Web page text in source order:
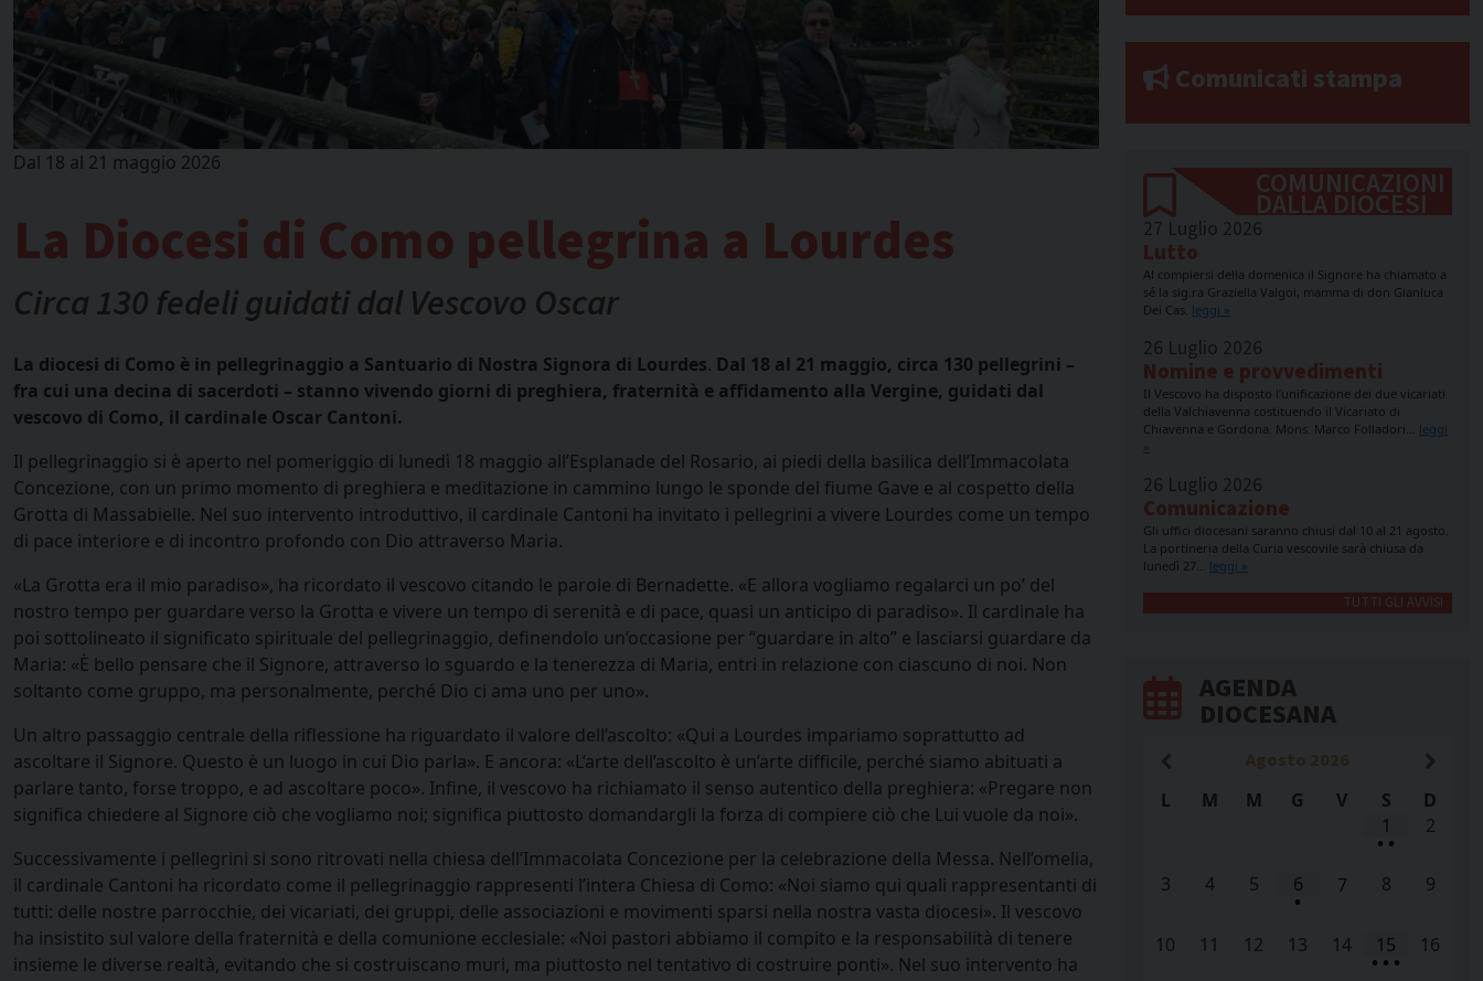
Dal 18 al 21 maggio 2026
La Diocesi di Como pellegrina a Lourdes
Circa 130 fedeli guidati dal Vescovo Oscar
La diocesi di Como è in pellegrinaggio a Santuario di Nostra Signora di Lourdes. Dal 18 al 21 maggio, circa 130 pellegrini –
fra cui una decina di sacerdoti – stanno vivendo giorni di preghiera, fraternità e affidamento alla Vergine, guidati dal
vescovo di Como, il cardinale Oscar Cantoni.
Il pellegrinaggio si è aperto nel pomeriggio di lunedì 18 maggio all’Esplanade del Rosario, ai piedi della basilica dell’Immacolata
Concezione, con un primo momento di preghiera e meditazione in cammino lungo le sponde del fiume Gave e al cospetto della
Grotta di Massabielle. Nel suo intervento introduttivo, il cardinale Cantoni ha invitato i pellegrini a vivere Lourdes come un tempo
di pace interiore e di incontro profondo con Dio attraverso Maria.
«La Grotta era il mio paradiso», ha ricordato il vescovo citando le parole di Bernadette. «E allora vogliamo regalarci un po’ del
nostro tempo per guardare verso la Grotta e vivere un tempo di serenità e di pace, quasi un anticipo di paradiso». Il cardinale ha
poi sottolineato il significato spirituale del pellegrinaggio, definendolo un’occasione per “guardare in alto” e lasciarsi guardare da
Maria: «È bello pensare che il Signore, attraverso lo sguardo e la tenerezza di Maria, entri in relazione con ciascuno di noi. Non
soltanto come gruppo, ma personalmente, perché Dio ci ama uno per uno».
Un altro passaggio centrale della riflessione ha riguardato il valore dell’ascolto: «Qui a Lourdes impariamo soprattutto ad
ascoltare il Signore. Questo è un luogo in cui Dio parla». E ancora: «L’arte dell’ascolto è un’arte difficile, perché siamo abituati a
parlare tanto, forse troppo, e ad ascoltare poco». Infine, il vescovo ha richiamato il senso autentico della preghiera: «Pregare non
significa chiedere al Signore ciò che vogliamo noi; significa piuttosto domandargli la forza di compiere ciò che Lui vuole da noi».
Successivamente i pellegrini si sono ritrovati nella chiesa dell’Immacolata Concezione per la celebrazione della Messa. Nell’omelia,
il cardinale Cantoni ha ricordato come il pellegrinaggio rappresenti l’intera Chiesa di Como: «Noi siamo qui quali rappresentanti di
tutti: delle nostre parrocchie, dei vicariati, dei gruppi, delle associazioni e movimenti sparsi nella nostra vasta diocesi». Il vescovo
ha insistito sul valore della fraternità e della comunione ecclesiale: «Noi pastori abbiamo il compito e la responsabilità di tenere
insieme le diverse realtà, evitando che si costruiscano muri, ma piuttosto nel tentativo di costruire ponti». Nel suo intervento ha
Comunicati stampa
COMUNICAZIONI
DALLA DIOCESI
27 Luglio 2026
Lutto
Al compiersi della domenica il Signore ha chiamato a
sé la sig.ra Graziella Valgoi, mamma di don Gianluca
Dei Cas. leggi »
26 Luglio 2026
Nomine e provvedimenti
Il Vescovo ha disposto l’unificazione dei due vicariati
della Valchiavenna costituendo il Vicariato di
Chiavenna e Gordona. Mons. Marco Folladori… leggi
»
26 Luglio 2026
Comunicazione
Gli uffici diocesani saranno chiusi dal 10 al 21 agosto.
La portineria della Curia vescovile sarà chiusa da
lunedì 27… leggi »
TUTTI GLI AVVISI
AGENDA
DIOCESANA
L
M M G V S
D
1
• •
2
3 4 5 6
•
7 8 9
10 11 12 13 14 15
• • •
16